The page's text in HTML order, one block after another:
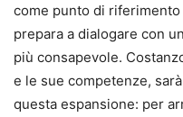
come punto di
prepara a dialogare con
più consapevole.
e le sue competenze,
questa espansione: per